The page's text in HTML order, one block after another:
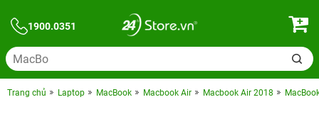
1900.0351
Trang chủ Laptop MacBook Macbook Air Macbook Air 2018